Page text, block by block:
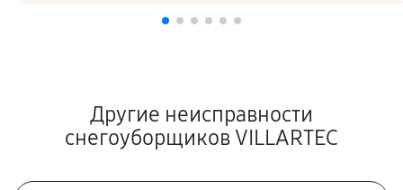
Другие неисправности
снегоуборщиков VILLARTEC